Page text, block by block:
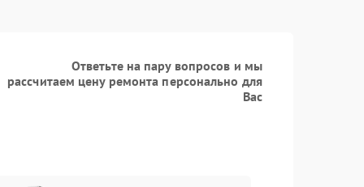
Ответьте на пару вопросов и мы
рассчитаем цену ремонта персонально для
Вас